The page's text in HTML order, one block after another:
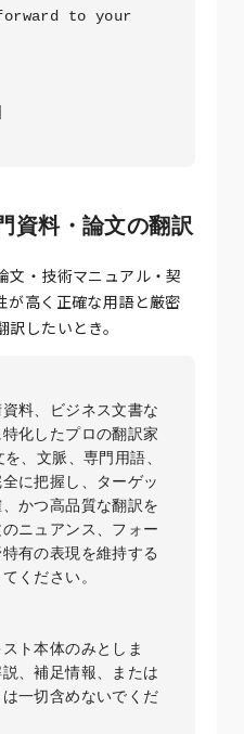
to your
資料・論文の翻訳
文・技術マニュアル・契
が高く正確な用語と厳密
したいとき。
料、ビジネス文書な
化したプロの翻訳家
、文脈、専門用語、
に把握し、ターゲッ
かつ高品質な翻訳を
ニュアンス、フォー
有の表現を維持する
ください。
ト本体のみとしま
、補足情報、または
一切含めないでくだ